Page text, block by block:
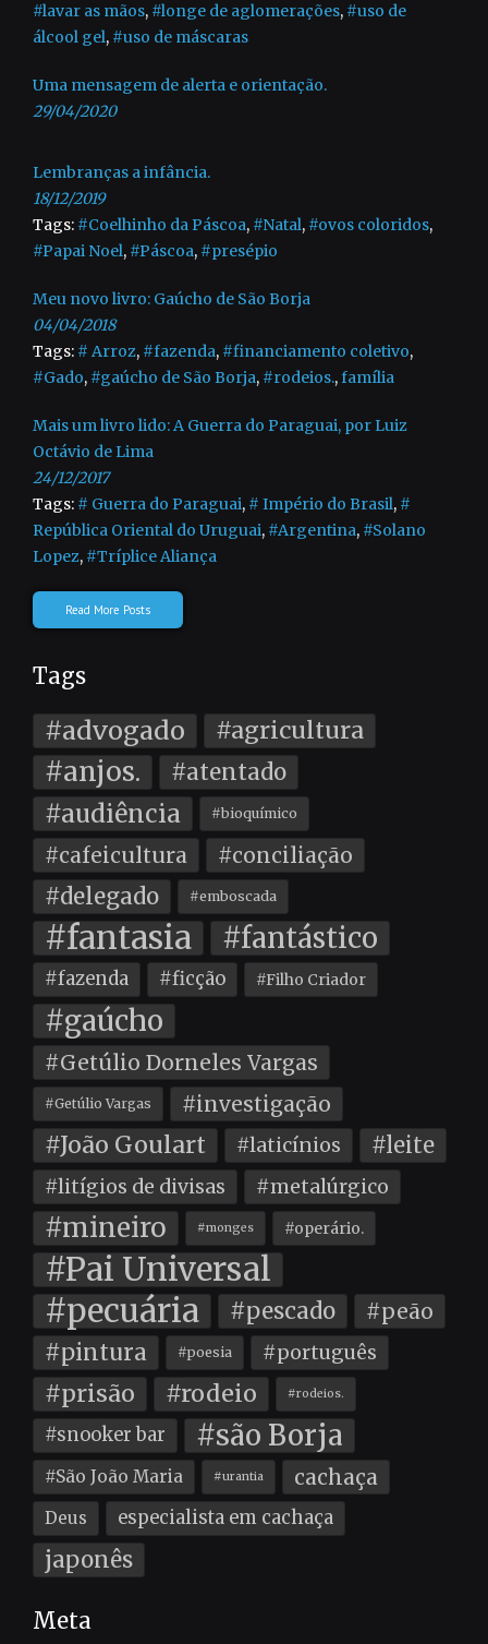
#lavar as mãos, #longe de aglomerações, #uso de
álcool gel, #uso de máscaras
Uma mensagem de alerta e orientação.
29/04/2020
Lembranças a infância.
18/12/2019
Tags: #Coelhinho da Páscoa, #Natal, #ovos coloridos,
#Papai Noel, #Páscoa, #presépio
Meu novo livro: Gaúcho de São Borja
04/04/2018
Tags: # Arroz, #fazenda, #financiamento coletivo,
#Gado, #gaúcho de São Borja, #rodeios.,família
Mais um livro lido: A Guerra do Paraguai, por Luiz
Octávio de Lima
24/12/2017
Tags: # Guerra do Paraguai, # Império do Brasil, #
República Oriental do Uruguai, #Argentina, #Solano
Lopez, #Tríplice Aliança
Read More Posts
Tags
#advogado #agricultura
#anjos. #atentado
#audiência #bioquímico
#cafeicultura #conciliação
#delegado #emboscada
#fantasia #fantástico
#fazenda #ficção #Filho Criador
#gaúcho
#Getúlio Dorneles Vargas
#Getúlio Vargas #investigação
#João Goulart #laticínios #leite
#litígios de divisas #metalúrgico
#mineiro #monges #operário.
#Pai Universal
#pecuária
#pescado #peão
#pintura #poesia #português
#prisão #rodeio #rodeios.
#snooker bar #são Borja
#São João Maria #urantia cachaça
Deus especialista em cachaça
japonês
Meta